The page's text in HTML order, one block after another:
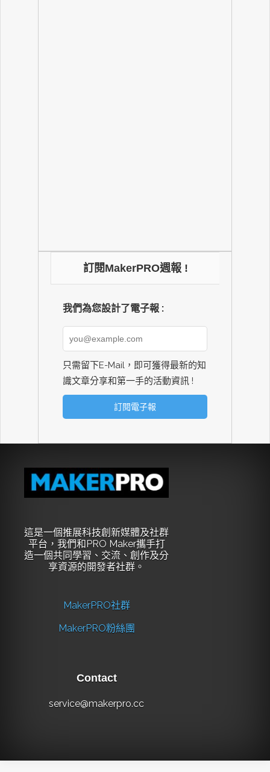
訂閱MakerPRO週報 !
我們為您設計了電子報 :
只需留下E-Mail，即可獲得最新的知
識文章分享和第一手的活動資訊 !
這是一個推展科技創新媒體及社群
平台，我們和PRO Maker攜手打
造一個共同學習、交流、創作及分
享資源的開發者社群。
MakerPRO社群
MakerPRO粉絲團
Contact
service@makerpro.cc